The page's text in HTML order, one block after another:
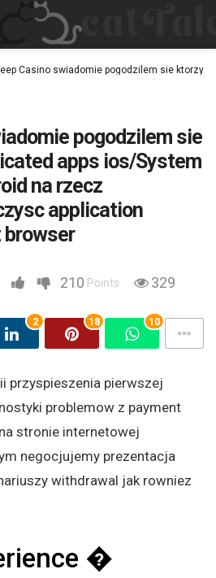
Casino swiadomie pogodzilem sie ktorzy
pogodzilem sie
apps ios/System
na rzecz
application
browser
210 Points 329
2 18 10
przyspieszenia pierwszej
problemow z payment
stronie internetowej
negocjujemy prezentacja
withdrawal jak rowniez
�